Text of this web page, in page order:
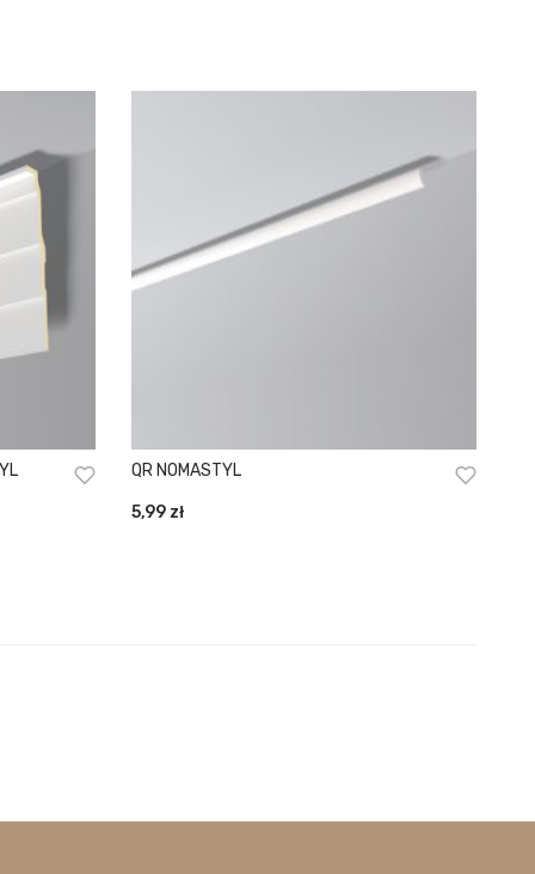
QR NOMASTYL
5,99 zł